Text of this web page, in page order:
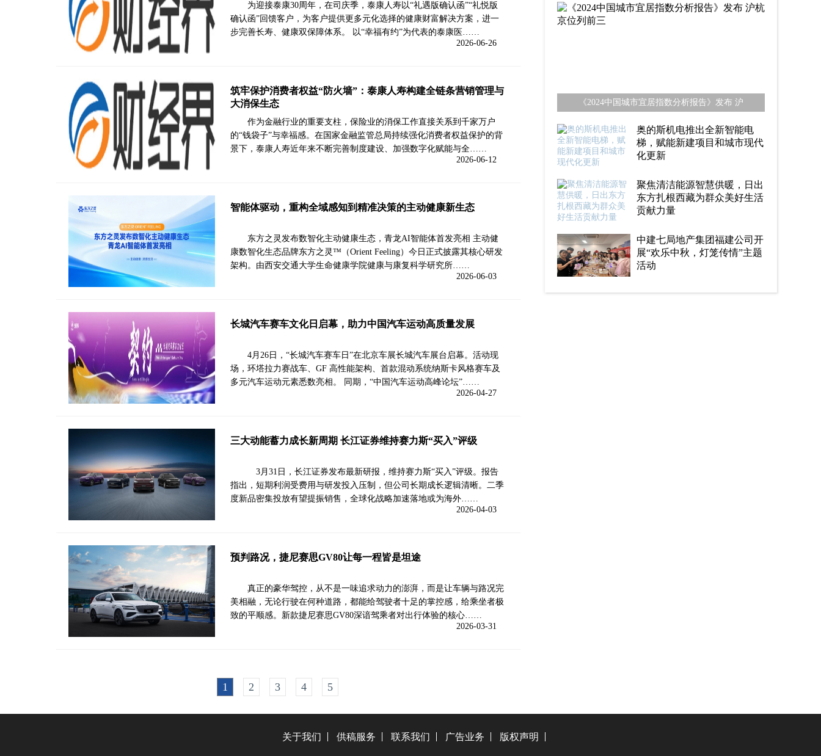
为迎接泰康30周年，在司庆季，泰康人寿以“礼遇版确认函”“礼悦版
确认函”回馈客户，为客户提供更多元化选择的健康财富解决方案，进一
步完善长寿、健康双保障体系。 以“幸福有约”为代表的泰康医……
2026-06-26
筑牢保护消费者权益“防火墙”：泰康人寿构建全链条营销管理与
大消保生态
作为金融行业的重要支柱，保险业的消保工作直接关系到千家万户
的“钱袋子”与幸福感。在国家金融监管总局持续强化消费者权益保护的背
景下，泰康人寿近年来不断完善制度建设、加强数字化赋能与全……
2026-06-12
智能体驱动，重构全域感知到精准决策的主动健康新生态
东方之灵发布数智化主动健康生态，青龙AI智能体首发亮相 主动健
康数智化生态品牌东方之灵™（Orient Feeling）今日正式披露其核心研发
架构。由西安交通大学生命健康学院健康与康复科学研究所……
2026-06-03
长城汽车赛车文化日启幕，助力中国汽车运动高质量发展
4月26日，“长城汽车赛车日”在北京车展长城汽车展台启幕。活动现
场，环塔拉力赛战车、GF 高性能架构、首款混动系统纳斯卡风格赛车及
多元汽车运动元素悉数亮相。 同期，“中国汽车运动高峰论坛”……
2026-04-27
三大动能蓄力成长新周期 长江证券维持赛力斯“买入”评级
3月31日，长江证券发布最新研报，维持赛力斯“买入”评级。报告
指出，短期利润受费用与研发投入压制，但公司长期成长逻辑清晰。二季
度新品密集投放有望提振销售，全球化战略加速落地或为海外……
2026-04-03
预判路况，捷尼赛思GV80让每一程皆是坦途
真正的豪华驾控，从不是一味追求动力的澎湃，而是让车辆与路况完
美相融，无论行驶在何种道路，都能给驾驶者十足的掌控感，给乘坐者极
致的平顺感。新款捷尼赛思GV80深谙驾乘者对出行体验的核心……
2026-03-31
1 2 3 4 5
《2024中国城市宜居指数分析报告》发布 沪
奥的斯机电推出全新智能电
梯，赋能新建项目和城市现代
化更新
聚焦清洁能源智慧供暖，日出
东方扎根西藏为群众美好生活
贡献力量
中建七局地产集团福建公司开
展“欢乐中秋，灯笼传情”主题
活动
关于我们 供稿服务 联系我们 广告业务 版权声明